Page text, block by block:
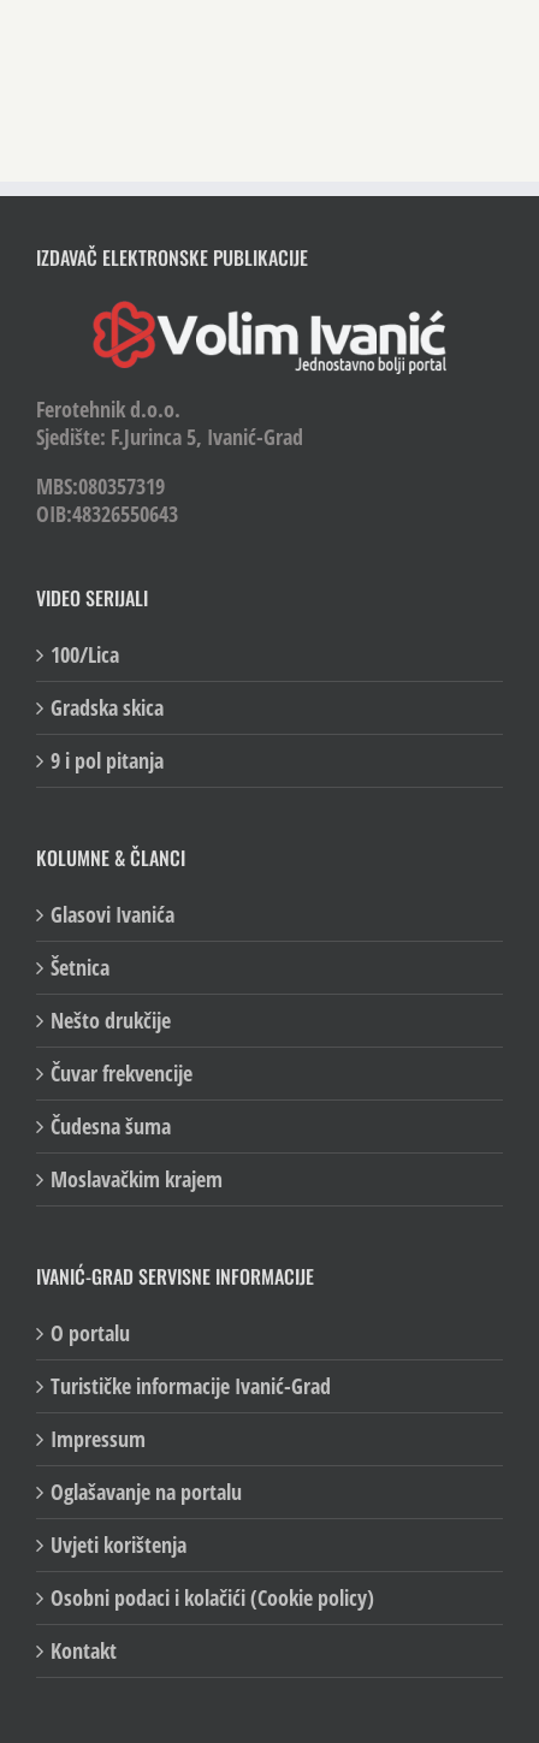
IZDAVAČ ELEKTRONSKE PUBLIKACIJE
Ferotehnik d.o.o.
Sjedište: F.Jurinca 5, Ivanić-Grad
MBS:080357319
OIB:48326550643
VIDEO SERIJALI
100/Lica
Gradska skica
9 i pol pitanja
KOLUMNE & ČLANCI
Glasovi Ivanića
Šetnica
Nešto drukčije
Čuvar frekvencije
Čudesna šuma
Moslavačkim krajem
IVANIĆ-GRAD SERVISNE INFORMACIJE
O portalu
Turističke informacije Ivanić-Grad
Impressum
Oglašavanje na portalu
Uvjeti korištenja
Osobni podaci i kolačići (Cookie policy)
Kontakt